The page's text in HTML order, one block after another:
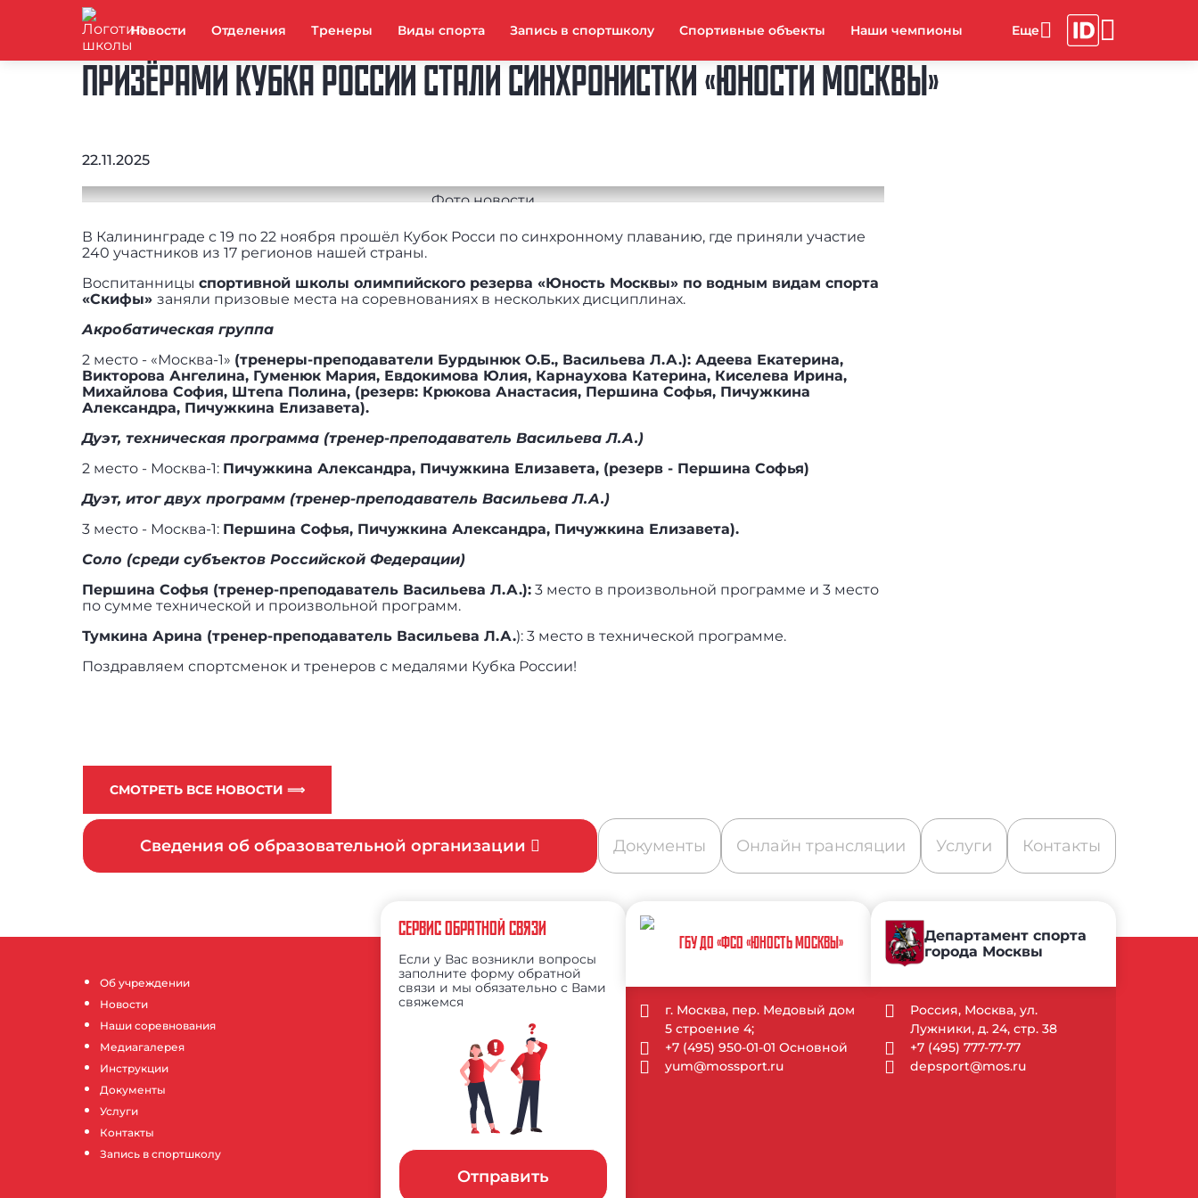
Новости Отделения Тренеры Виды спорта Запись в спортшколу Спортивные объекты Наши чемпионы
ПРИЗЁРАМИ КУБКА РОССИИ СТАЛИ СИНХРОНИСТКИ «ЮНОСТИ МОСКВЫ»
22.11.2025
В Калининграде с 19 по 22 ноября прошёл Кубок Росси по синхронному плаванию, где приняли участие
240 участников из 17 регионов нашей страны.
Воспитанницы спортивной школы олимпийского резерва «Юность Москвы» по водным видам спорта
«Скифы» заняли призовые места на соревнованиях в нескольких дисциплинах.
Акробатическая группа
2 место - «Москва-1» (тренеры-преподаватели Бурдынюк О.Б., Васильева Л.А.): Адеева Екатерина,
Викторова Ангелина, Гуменюк Мария, Евдокимова Юлия, Карнаухова Катерина, Киселева Ирина,
Михайлова София, Штепа Полина, (резерв: Крюкова Анастасия, Першина Софья, Пичужкина
Александра, Пичужкина Елизавета).
Дуэт, техническая программа (тренер-преподаватель Васильева Л.А.)
2 место - Москва-1: Пичужкина Александра, Пичужкина Елизавета, (резерв - Першина Софья)
Дуэт, итог двух программ (тренер-преподаватель Васильева Л.А.)
3 место - Москва-1: Першина Софья, Пичужкина Александра, Пичужкина Елизавета).
Соло (среди субъектов Российской Федерации)
Першина Софья (тренер-преподаватель Васильева Л.А.): 3 место в произвольной программе и 3 место
по сумме технической и произвольной программ.
Тумкина Арина (тренер-преподаватель Васильева Л.А.): 3 место в технической программе.
Поздравляем спортсменок и тренеров с медалями Кубка России!
СМОТРЕТЬ ВСЕ НОВОСТИ ⟹
Сведения об образовательной организации Документы Онлайн трансляции Услуги Контакты
Об учреждении
Новости
Наши соревнования
Медиагалерея
Инструкции
Документы
Услуги
Контакты
Запись в спортшколу
СЕРВИС ОБРАТНОЙ СВЯЗИ
Если у Вас возникли вопросы
заполните форму обратной
связи и мы обязательно с Вами
свяжемся
Отправить
ГБУ ДО «ФСО «ЮНОСТЬ МОСКВЫ»
г. Москва, пер. Медовый дом
5 строение 4;
+7 (495) 950-01-01 Основной
yum@mossport.ru
Департамент спорта
города Москвы
Россия, Москва, ул.
Лужники, д. 24, стр. 38
+7 (495) 777-77-77
depsport@mos.ru